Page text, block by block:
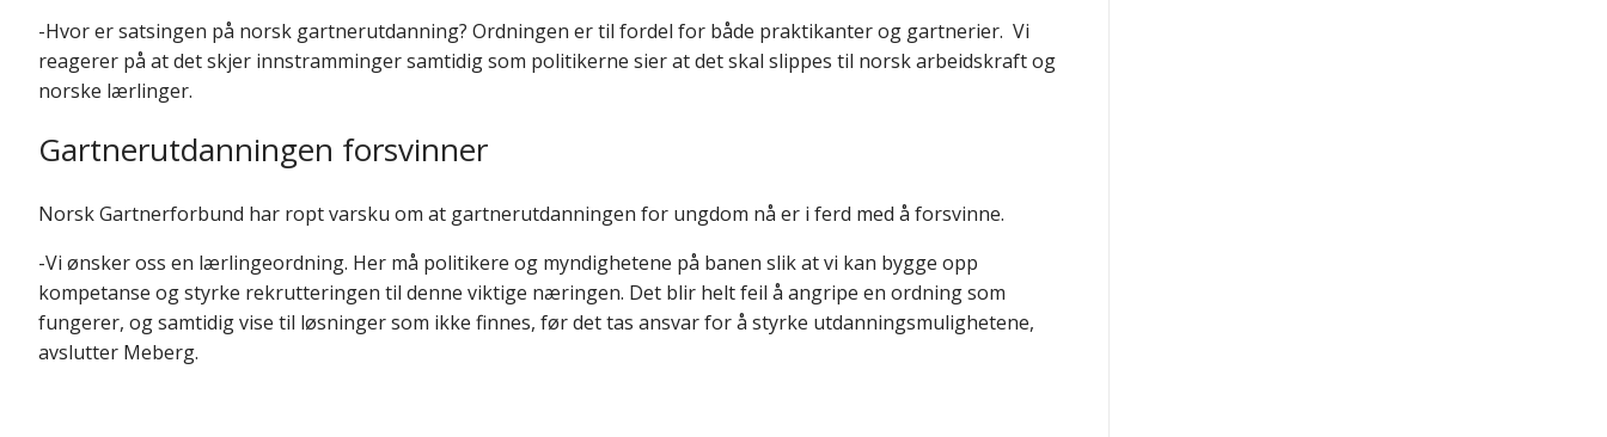
-Hvor er satsingen på norsk gartnerutdanning? Ordningen er til fordel for både praktikanter og gartnerier. Vi
reagerer på at det skjer innstramminger samtidig som politikerne sier at det skal slippes til norsk arbeidskraft og
norske lærlinger.
Gartnerutdanningen forsvinner
Norsk Gartnerforbund har ropt varsku om at gartnerutdanningen for ungdom nå er i ferd med å forsvinne.
-Vi ønsker oss en lærlingeordning. Her må politikere og myndighetene på banen slik at vi kan bygge opp
kompetanse og styrke rekrutteringen til denne viktige næringen. Det blir helt feil å angripe en ordning som
fungerer, og samtidig vise til løsninger som ikke finnes, før det tas ansvar for å styrke utdanningsmulighetene,
avslutter Meberg.